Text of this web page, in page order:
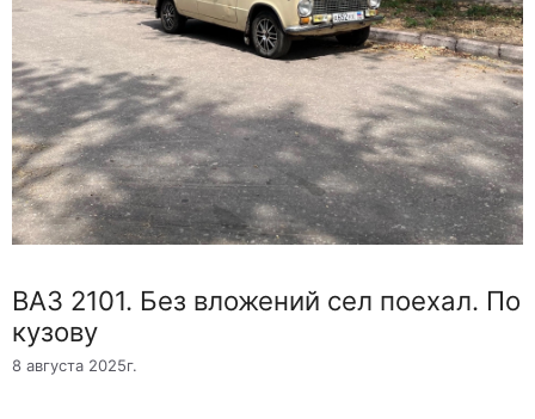
ВАЗ 2101. Без вложений сел поехал. По
кузову
8 августа 2025г.